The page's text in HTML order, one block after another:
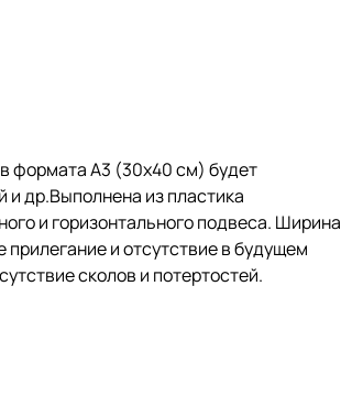
формата А3 (30х40 см) будет
и др.Выполнена из пластика
и горизонтального подвеса. Ширина
и отсутствие в будущем
сколов и потертостей.